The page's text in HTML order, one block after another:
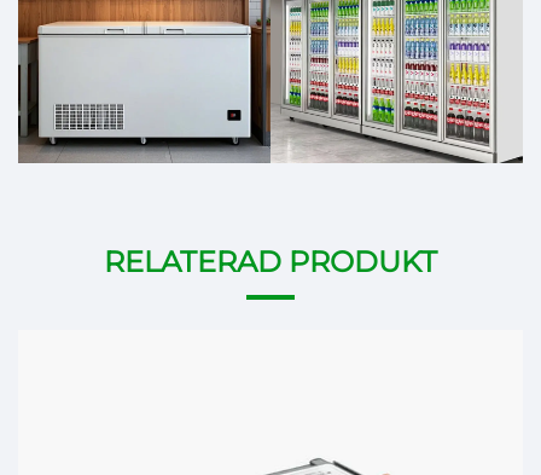
RELATERAD PRODUKT